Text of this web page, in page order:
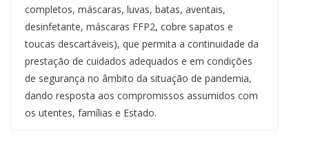
completos, máscaras, luvas, batas, aventais,
desinfetante, máscaras FFP2, cobre sapatos e
toucas descartáveis), que permita a continuidade da
prestação de cuidados adequados e em condições
de segurança no âmbito da situação de pandemia,
dando resposta aos compromissos assumidos com
os utentes, famílias e Estado.